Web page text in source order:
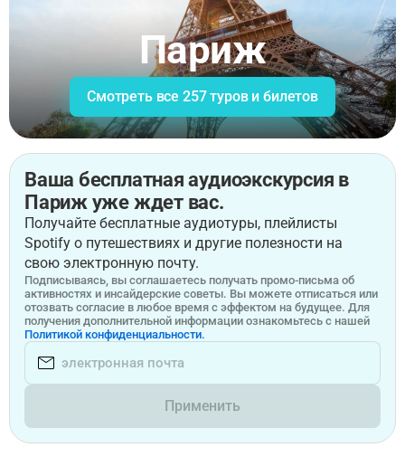
Париж
Смотреть все 257 туров и билетов
Ваша бесплатная аудиоэкскурсия в
Париж уже ждет вас.
Получайте бесплатные аудиотуры, плейлисты
Spotify о путешествиях и другие полезности на
свою электронную почту.
Подписываясь, вы соглашаетесь получать промо-письма об
активностях и инсайдерские советы. Вы можете отписаться или
отозвать согласие в любое время с эффектом на будущее. Для
получения дополнительной информации ознакомьтесь с нашей
Политикой конфиденциальности.
Применить